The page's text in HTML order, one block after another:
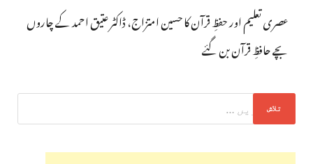
عصری تعلیم اور حفظِ قرآن کا حسین امتزاج، ڈاکٹر عتیق احمد کے چاروں
بچے حافظِ قرآن بن گئے